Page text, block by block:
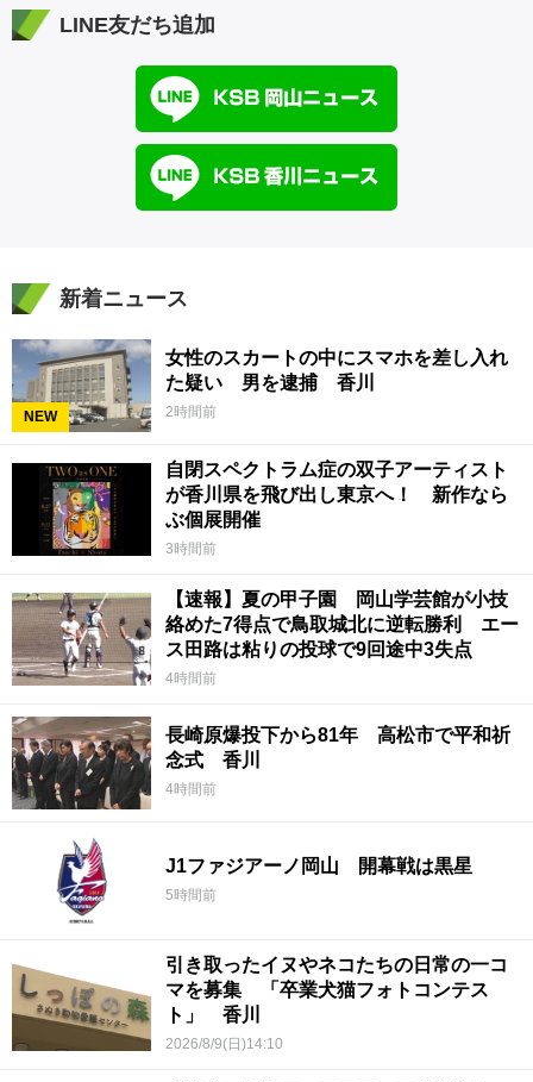
LINE友だち追加
新着ニュース
NEW
女性のスカートの中にスマホを差し入れ
た疑い 男を逮捕 香川
2時間前
自閉スペクトラム症の双子アーティスト
が香川県を飛び出し東京へ！ 新作なら
ぶ個展開催
3時間前
【速報】夏の甲子園 岡山学芸館が小技
絡めた7得点で鳥取城北に逆転勝利 エー
ス田路は粘りの投球で9回途中3失点
4時間前
長崎原爆投下から81年 高松市で平和祈
念式 香川
4時間前
J1ファジアーノ岡山 開幕戦は黒星
5時間前
引き取ったイヌやネコたちの日常の一コ
マを募集 「卒業犬猫フォトコンテス
ト」 香川
2026/8/9(日)14:10